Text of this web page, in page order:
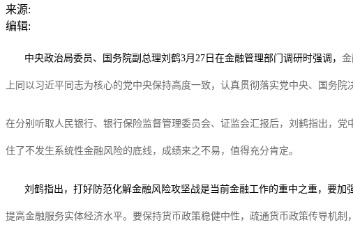
来源:
编辑:
中央政治局委员、国务院副总理刘鹤3月27日在金融管理部门调研时强调，
上同以习近平同志为核心的党中央保持高度一致，认真贯彻落实党中央、国务院
在分别听取人民银行、银行保险监督管理委员会、证监会汇报后，刘鹤指出，
住了不发生系统性金融风险的底线，成绩来之不易，值得充分肯定。
刘鹤指出，打好防范化解金融风险攻坚战是当前金融工作的重中之重，要
提高金融服务实体经济水平。要保持货币政策稳健中性，疏通货币政策传导机